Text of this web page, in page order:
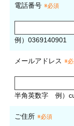
電話番号 ※必須
例）0369140901
メールアドレス ※
半角英数字 例）
ご住所 ※必須